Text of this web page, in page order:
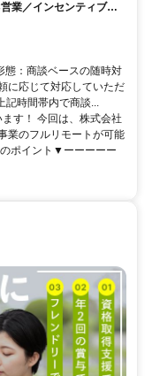
業／インセンティブ充
態：商談ベースの随時対
に応じて対応していただ
記時間帯内で商談...
す！ 今回は、株式会社
業のフルリモートが可能
ポイント▼ーーーーー